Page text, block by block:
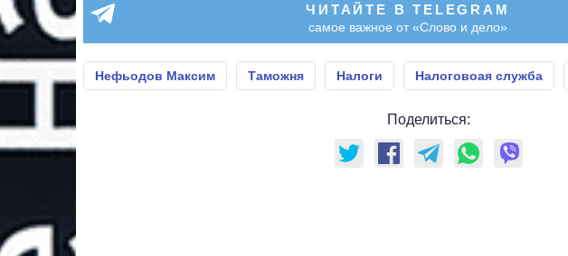
ЧИТАЙТЕ В TELEGRAM
самое важное от «Слово и дело»
Нефьодов Максим Таможня Налоги Налоговоая служба
Поделиться: